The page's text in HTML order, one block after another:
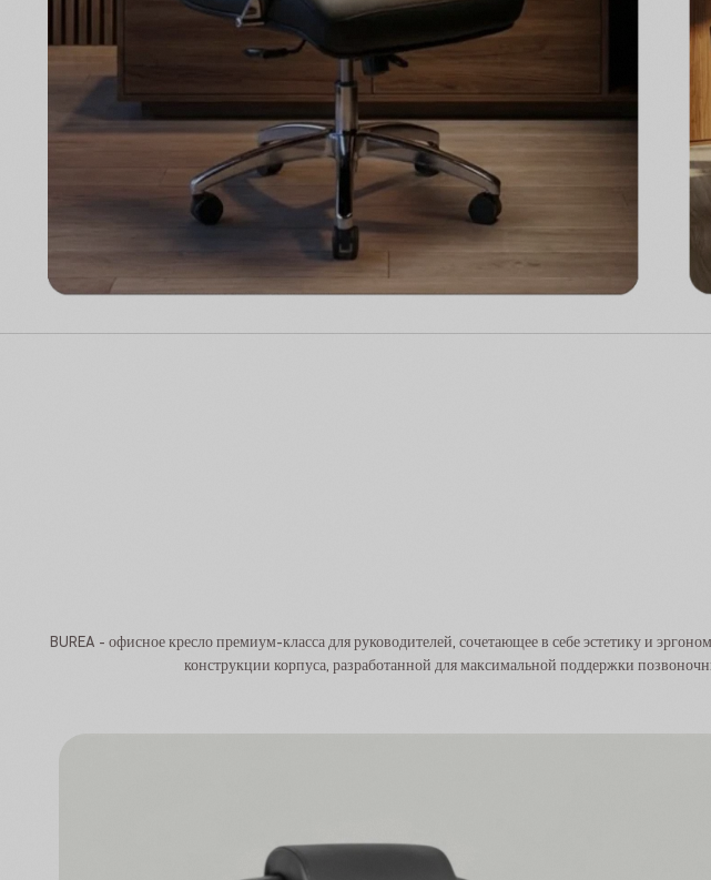
BUREA - офисное кресло премиум-класса для руководителей, сочетающее в себе эстетику и
конструкции корпуса, разработанной для максимальной поддержки